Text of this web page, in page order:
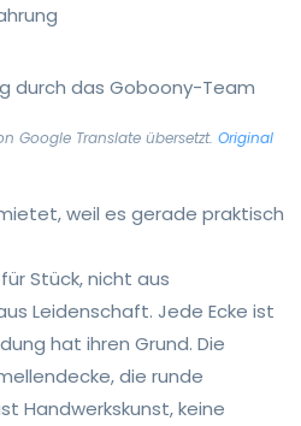
durch das Goboony-Team
Google Translate übersetzt. Original
weil es gerade praktisch
Stück, nicht aus
Leidenschaft. Jede Ecke ist
hat ihren Grund. Die
die runde
Handwerkskunst, keine